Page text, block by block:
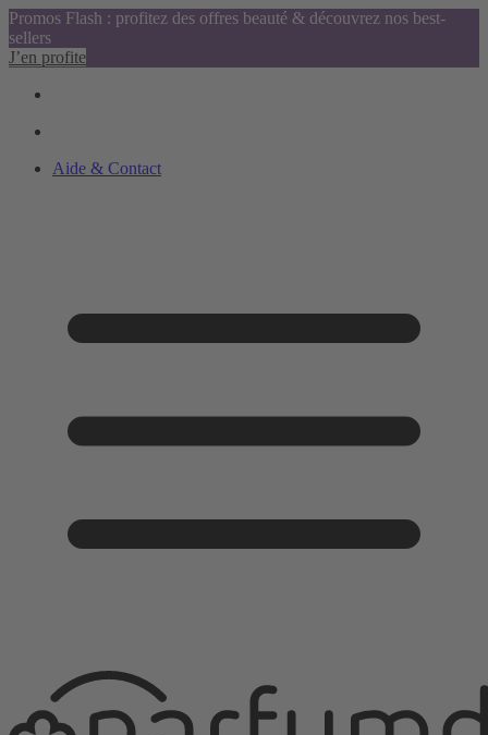
Promos Flash : profitez des offres beauté & découvrez nos best-
sellers
J’en profite
Aide & Contact